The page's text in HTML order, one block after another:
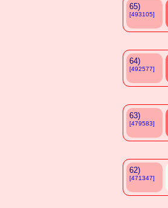
65)
[493105]
64)
[492577]
63)
[479583]
62)
[471347]